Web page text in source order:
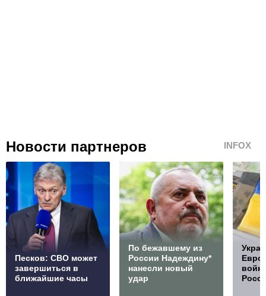
Новости партнеров INFOX
Песков: СВО может
завершиться в
ближайшие часы
По бежавшему из
России Надеждину*
нанесли новый
удар